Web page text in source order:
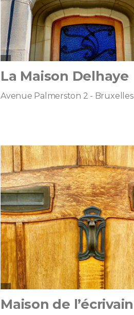
La Maison Delhaye
Avenue Palmerston 2 - Bruxelles
Maison de l’écrivain